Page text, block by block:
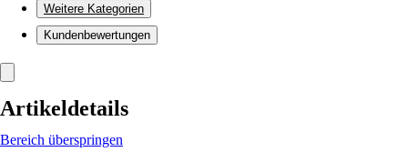
Weitere Kategorien
Kundenbewertungen
Artikeldetails
Bereich überspringen